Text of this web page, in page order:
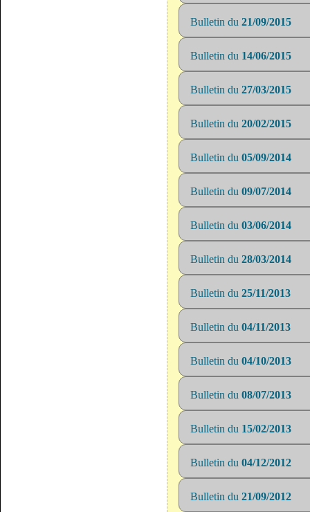
Bulletin du 21/09/2015
Bulletin du 14/06/2015
Bulletin du 27/03/2015
Bulletin du 20/02/2015
Bulletin du 05/09/2014
Bulletin du 09/07/2014
Bulletin du 03/06/2014
Bulletin du 28/03/2014
Bulletin du 25/11/2013
Bulletin du 04/11/2013
Bulletin du 04/10/2013
Bulletin du 08/07/2013
Bulletin du 15/02/2013
Bulletin du 04/12/2012
Bulletin du 21/09/2012